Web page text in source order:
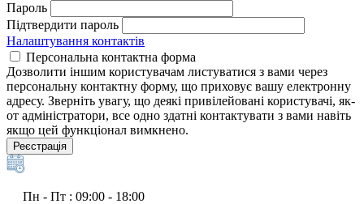
Пароль
Підтвердити пароль
Налаштування контактів
Персональна контактна форма
Дозволити іншим користувачам листуватися з вами через
персональну контактну форму, що приховує вашу електронну
адресу. Зверніть увагу, що деякі привілейовані користувачі, як-
от адміністратори, все одно здатні контактувати з вами навіть
якщо цей функціонал вимкнено.
Реєстрація
Пн - Пт : 09:00 - 18:00